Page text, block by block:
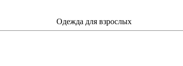
Одежда для взрослых